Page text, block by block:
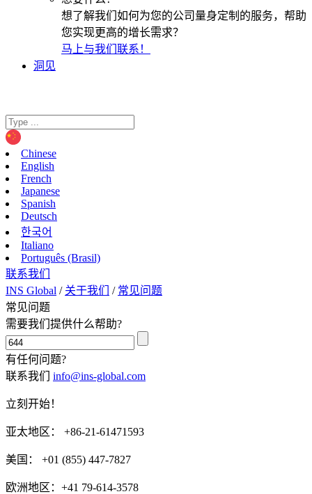
想了解我们如何为您的公司量身定制的服务，帮助
您实现更高的增长需求？
马上与我们联系！
洞见
Chinese
English
French
Japanese
Spanish
Deutsch
한국어
Italiano
Português (Brasil)
联系我们
INS Global / 关于我们 / 常见问题
常见问题
需要我们提供什么帮助?
有任何问题?
联系我们 info@ins-global.com
立刻开始！
亚太地区： +86-21-61471593
美国： +01 (855) 447-7827
欧洲地区：+41 79-614-3578